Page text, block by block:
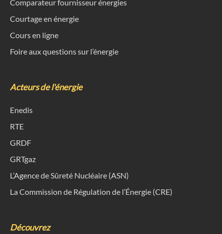
Comparateur fournisseur énergies
Courtage en énergie
Cours en ligne
Foire aux questions sur l’énergie
Acteurs de l'énergie
Enedis
RTE
GRDF
GRTgaz
L’Agence de Sûreté Nucléaire (ASN)
La Commission de Régulation de l’Énergie (CRE)
Découvrez